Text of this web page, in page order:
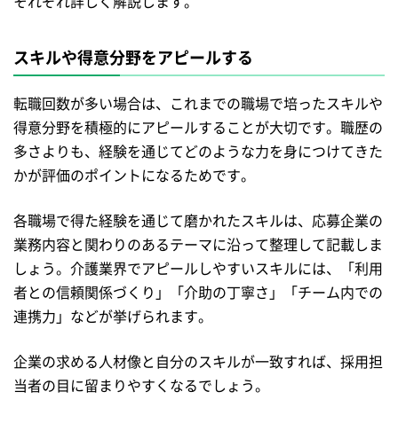
スキルや得意分野をアピールする
転職回数が多い場合は、これまでの職場で培ったスキルや
得意分野を積極的にアピールすることが大切です。職歴の
多さよりも、経験を通じてどのような力を身につけてきた
かが評価のポイントになるためです。
各職場で得た経験を通じて磨かれたスキルは、応募企業の
業務内容と関わりのあるテーマに沿って整理して記載しま
しょう。介護業界でアピールしやすいスキルには、「利用
者との信頼関係づくり」「介助の丁寧さ」「チーム内での
連携力」などが挙げられます。
企業の求める人材像と自分のスキルが一致すれば、採用担
当者の目に留まりやすくなるでしょう。